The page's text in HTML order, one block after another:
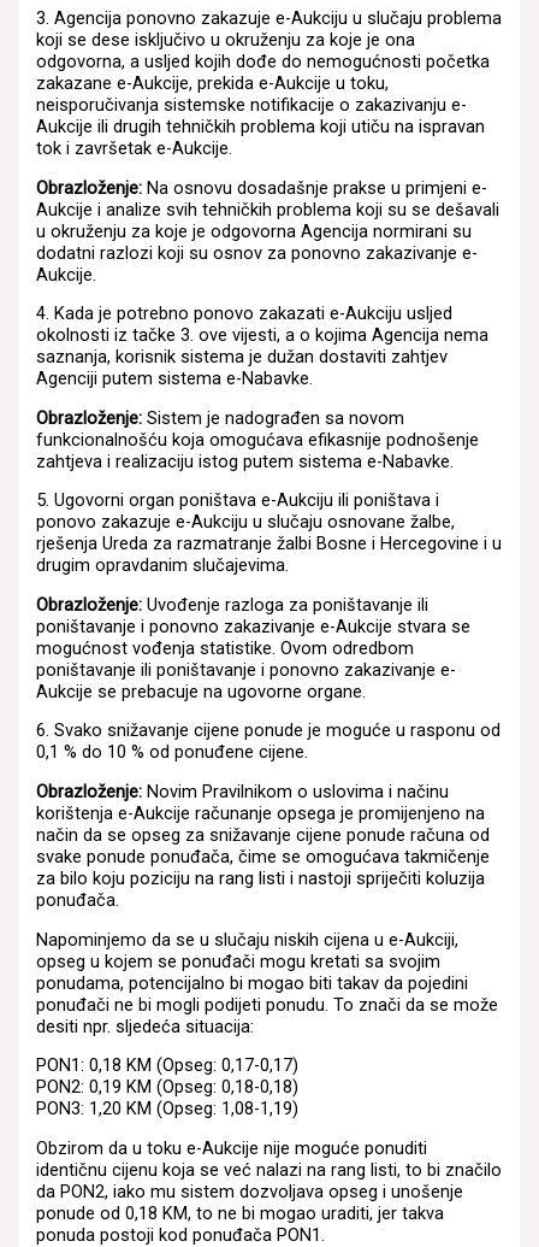
3. Agencija ponovno zakazuje e-Aukciju u slučaju problema
koji se dese isključivo u okruženju za koje je ona
odgovorna, a usljed kojih dođe do nemogućnosti početka
zakazane e-Aukcije, prekida e-Aukcije u toku,
neisporučivanja sistemske notifikacije o zakazivanju e-
Aukcije ili drugih tehničkih problema koji utiču na ispravan
tok i završetak e-Aukcije.
Obrazloženje: Na osnovu dosadašnje prakse u primjeni e-
Aukcije i analize svih tehničkih problema koji su se dešavali
u okruženju za koje je odgovorna Agencija normirani su
dodatni razlozi koji su osnov za ponovno zakazivanje e-
Aukcije.
4. Kada je potrebno ponovo zakazati e-Aukciju usljed
okolnosti iz tačke 3. ove vijesti, a o kojima Agencija nema
saznanja, korisnik sistema je dužan dostaviti zahtjev
Agenciji putem sistema e-Nabavke.
Obrazloženje: Sistem je nadograđen sa novom
funkcionalnošću koja omogućava efikasnije podnošenje
zahtjeva i realizaciju istog putem sistema e-Nabavke.
5. Ugovorni organ poništava e-Aukciju ili poništava i
ponovo zakazuje e-Aukciju u slučaju osnovane žalbe,
rješenja Ureda za razmatranje žalbi Bosne i Hercegovine i u
drugim opravdanim slučajevima.
Obrazloženje: Uvođenje razloga za poništavanje ili
poništavanje i ponovno zakazivanje e-Aukcije stvara se
mogućnost vođenja statistike. Ovom odredbom
poništavanje ili poništavanje i ponovno zakazivanje e-
Aukcije se prebacuje na ugovorne organe.
6. Svako snižavanje cijene ponude je moguće u rasponu od
0,1 % do 10 % od ponuđene cijene.
Obrazloženje: Novim Pravilnikom o uslovima i načinu
korištenja e-Aukcije računanje opsega je promijenjeno na
način da se opseg za snižavanje cijene ponude računa od
svake ponude ponuđača, čime se omogućava takmičenje
za bilo koju poziciju na rang listi i nastoji spriječiti koluzija
ponuđača.
Napominjemo da se u slučaju niskih cijena u e-Aukciji,
opseg u kojem se ponuđači mogu kretati sa svojim
ponudama, potencijalno bi mogao biti takav da pojedini
ponuđači ne bi mogli podijeti ponudu. To znači da se može
desiti npr. sljedeća situacija:
PON1: 0,18 KM (Opseg: 0,17-0,17)
PON2: 0,19 KM (Opseg: 0,18-0,18)
PON3: 1,20 KM (Opseg: 1,08-1,19)
Obzirom da u toku e-Aukcije nije moguće ponuditi
identičnu cijenu koja se već nalazi na rang listi, to bi značilo
da PON2, iako mu sistem dozvoljava opseg i unošenje
ponude od 0,18 KM, to ne bi mogao uraditi, jer takva
ponuda postoji kod ponuđača PON1.